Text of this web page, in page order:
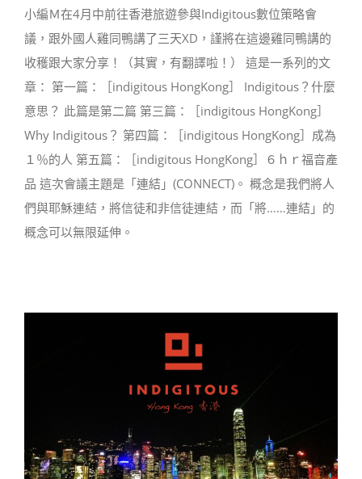
小編Ｍ在4月中前往香港旅遊參與Indigitous數位策略會
議，跟外國人雞同鴨講了三天XD，謹將在這邊雞同鴨講的
收穫跟大家分享！（其實，有翻譯啦！） 這是一系列的文
章： 第一篇：［indigitous HongKong］ Indigitous？什麼
意思？ 此篇是第二篇 第三篇：［indigitous HongKong］
Why Indigitous？ 第四篇：［indigitous HongKong］成為
１％的人 第五篇：［indigitous HongKong］６ｈｒ福音產
品 這次會議主題是「連結」(CONNECT)。 概念是我們將人
們與耶穌連結，將信徒和非信徒連結，而「將……連結」的
概念可以無限延伸。